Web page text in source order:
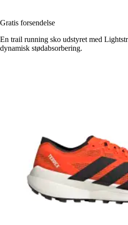
Gratis forsendelse
En trail running sko udstyret med
dynamisk stødabsorbering.